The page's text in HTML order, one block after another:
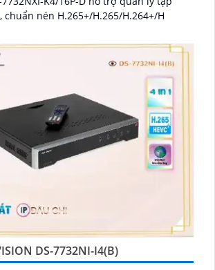
nén H.265+/H.265/H.264+/H
DS-7732NI-I4(B)